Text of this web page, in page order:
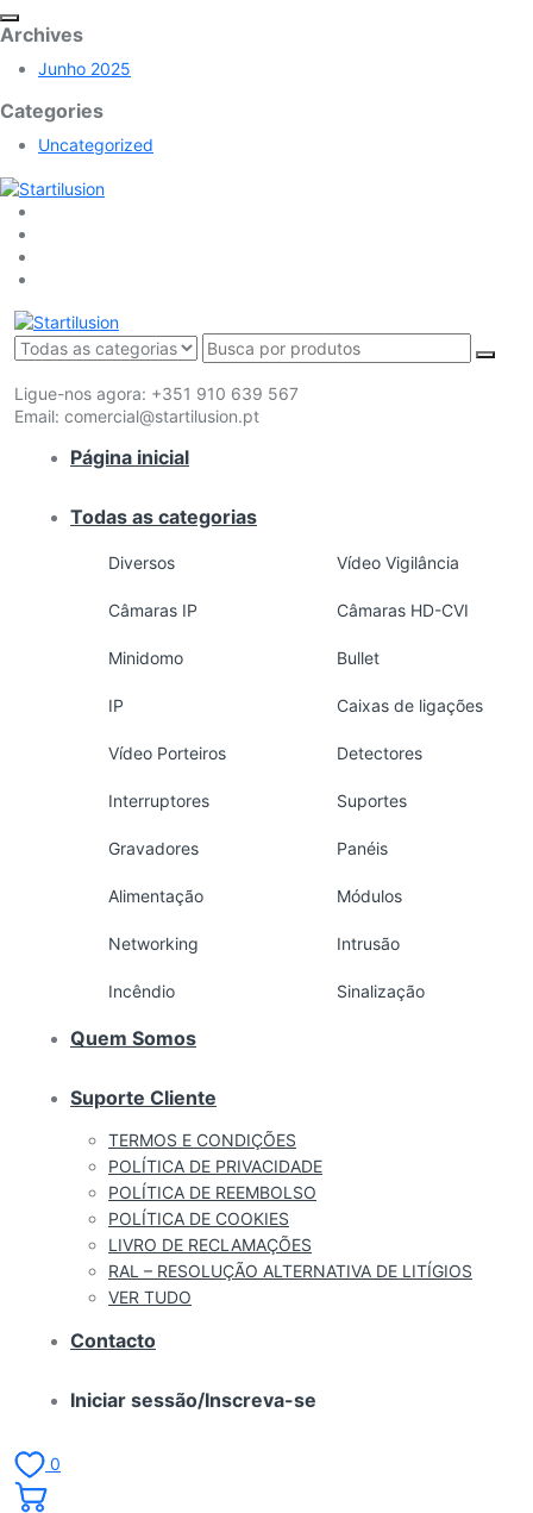
Archives
Junho 2025
Categories
Uncategorized
Ligue-nos agora: +351 910 639 567
Email: comercial@startilusion.pt
Página inicial
Todas as categorias
Diversos Vídeo Vigilância
Câmaras IP Câmaras HD-CVI
Minidomo Bullet
IP Caixas de ligações
Vídeo Porteiros Detectores
Interruptores Suportes
Gravadores Panéis
Alimentação Módulos
Networking Intrusão
Incêndio Sinalização
Quem Somos
Suporte Cliente
TERMOS E CONDIÇÕES
POLÍTICA DE PRIVACIDADE
POLÍTICA DE REEMBOLSO
POLÍTICA DE COOKIES
LIVRO DE RECLAMAÇÕES
RAL – RESOLUÇÃO ALTERNATIVA DE LITÍGIOS
VER TUDO
Contacto
Iniciar sessão/Inscreva-se
0